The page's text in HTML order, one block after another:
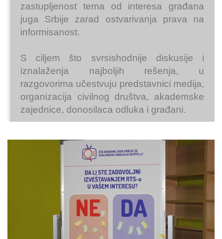
zastupljenost tema od interesa građana
juga Srbije zarad ostvarivanja prava na
informisanost.
S ciljem što svrsishodnije diskusije i
iznalaženja najboljih rešenja, u
razgovorima učestvuju predstavnici medija,
organizacija civilnog društva, akademske
zajednice, donosilaca odluka i građani.